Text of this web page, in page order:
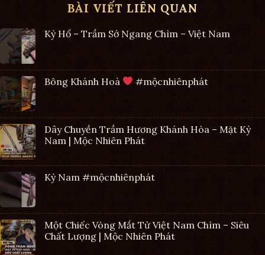
BÀI VIẾT LIÊN QUAN
Kỳ Hổ – Trầm Sớ Ngang Chìm – Việt Nam
Bông Khánh Hoà #mộcnhiênphát
Dây Chuyền Trầm Hương Khánh Hòa – Mặt Kỳ
Nam | Mộc Nhiên Phát
Kỳ Nam #mộcnhiênphát
Một Chiếc Vòng Mắt Tử Việt Nam Chìm – Siêu
Chất Lượng | Mộc Nhiên Phát